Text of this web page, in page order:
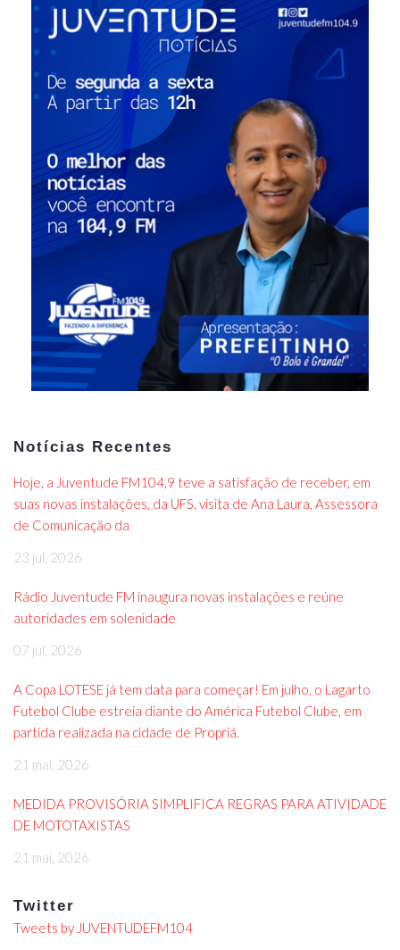
Notícias Recentes
Hoje, a Juventude FM104,9 teve a satisfação de receber, em
suas novas instalações, da UFS. visita de Ana Laura, Assessora
de Comunicação da
23 jul, 2026
Rádio Juventude FM inaugura novas instalações e reúne
autoridades em solenidade
07 jul, 2026
A Copa LOTESE já tem data para começar! Em julho, o Lagarto
Futebol Clube estreia diante do América Futebol Clube, em
partida realizada na cidade de Propriá.
21 mai, 2026
MEDIDA PROVISÓRIA SIMPLIFICA REGRAS PARA ATIVIDADE
DE MOTOTAXISTAS
21 mai, 2026
Twitter
Tweets by JUVENTUDEFM104